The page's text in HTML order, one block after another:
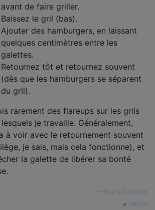
avant de faire griller.
Baissez le gril (bas).
Ajouter des hamburgers, en laissant
quelques centimètres entre les
galettes.
Retournez tôt et retournez souvent
(dès que les hamburgers se séparent
du gril).
rarement des flareups sur les grils
je travaille. Généralement,
à voir avec le retournement souvent
je sais, mais cela fonctionne), et
la galette de libérer sa bonté
Bruce Alderson
source